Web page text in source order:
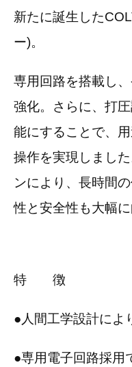
新たに誕生した
ー)。
専用回路を搭載し
強化。さらに、打
能にすることで、
操作を実現しまし
ンにより、長時間
性と安全性も大幅に
特 徴
●人間工学設計によ
●専用電子回路採用